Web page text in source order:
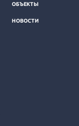
ОБЪЕКТЫ
НОВОСТИ